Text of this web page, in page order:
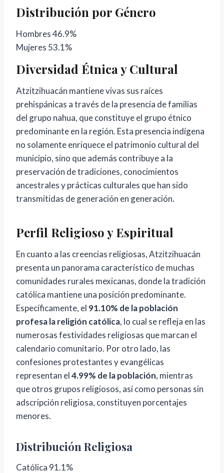
Distribución por Género
Hombres 46.9%
Mujeres 53.1%
Diversidad Étnica y Cultural
Atzitzihuacán mantiene vivas sus raíces
prehispánicas a través de la presencia de familias
del grupo nahua, que constituye el grupo étnico
predominante en la región. Esta presencia indígena
no solamente enriquece el patrimonio cultural del
municipio, sino que además contribuye a la
preservación de tradiciones, conocimientos
ancestrales y prácticas culturales que han sido
transmitidas de generación en generación.
Perfil Religioso y Espiritual
En cuanto a las creencias religiosas, Atzitzihuacán
presenta un panorama característico de muchas
comunidades rurales mexicanas, donde la tradición
católica mantiene una posición predominante.
Específicamente, el 91.10% de la población
profesa la religión católica, lo cual se refleja en las
numerosas festividades religiosas que marcan el
calendario comunitario. Por otro lado, las
confesiones protestantes y evangélicas
representan el4.99% de la población, mientras
que otros grupos religiosos, así como personas sin
adscripción religiosa, constituyen porcentajes
menores.
Distribución Religiosa
Católica 91.1%